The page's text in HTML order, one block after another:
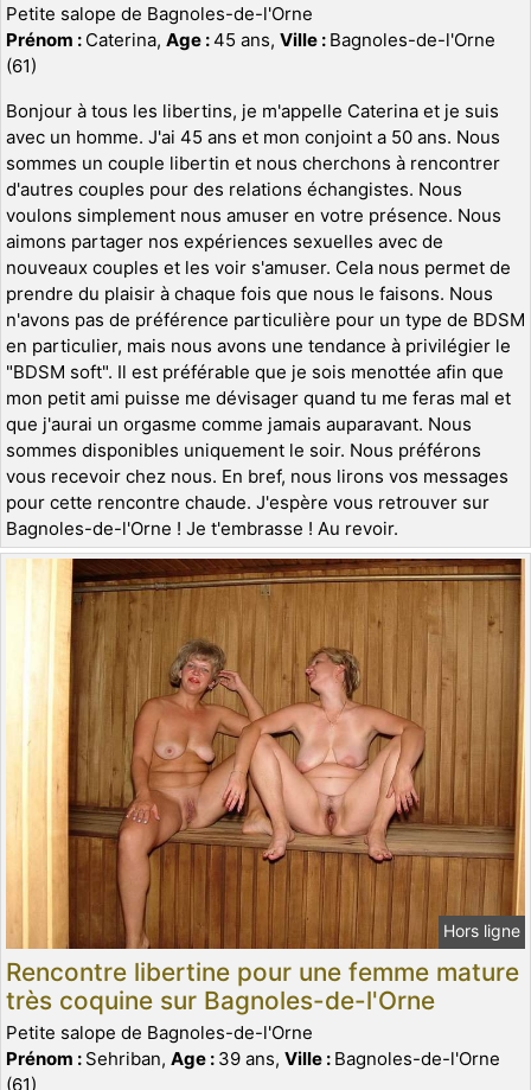
Petite salope de Bagnoles-de-l'Orne
Prénom : Caterina, Age :45 ans, Ville : Bagnoles-de-l'Orne
(61)
Bonjour à tous les libertins, je m'appelle Caterina et je suis
avec un homme. J'ai 45 ans et mon conjoint a 50 ans. Nous
sommes un couple libertin et nous cherchons à rencontrer
d'autres couples pour des relations échangistes. Nous
voulons simplement nous amuser en votre présence. Nous
aimons partager nos expériences sexuelles avec de
nouveaux couples et les voir s'amuser. Cela nous permet de
prendre du plaisir à chaque fois que nous le faisons. Nous
n'avons pas de préférence particulière pour un type de BDSM
en particulier, mais nous avons une tendance à privilégier le
"BDSM soft". Il est préférable que je sois menottée afin que
mon petit ami puisse me dévisager quand tu me feras mal et
que j'aurai un orgasme comme jamais auparavant. Nous
sommes disponibles uniquement le soir. Nous préférons
vous recevoir chez nous. En bref, nous lirons vos messages
pour cette rencontre chaude. J'espère vous retrouver sur
Bagnoles-de-l'Orne ! Je t'embrasse ! Au revoir.
Hors ligne
Rencontre libertine pour une femme mature
très coquine sur Bagnoles-de-l'Orne
Petite salope de Bagnoles-de-l'Orne
Prénom : Sehriban, Age : 39 ans, Ville : Bagnoles-de-l'Orne
(61)